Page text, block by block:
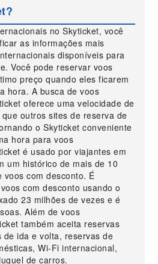
no Skyticket, você
as informações mais
disponíveis para
Você pode reservar voos
preço quando eles ficarem
hora. A busca de voos
oferece uma velocidade de
outros sites de reserva de
o Skyticket conveniente
hora para voos
é usado por viajantes em
um histórico de mais de 10
voos com desconto. É
com desconto usando o
23 milhões de vezes e é
Além de voos
também aceita reservas
de ida e volta, reservas de
Wi-Fi internacional,
de carros.